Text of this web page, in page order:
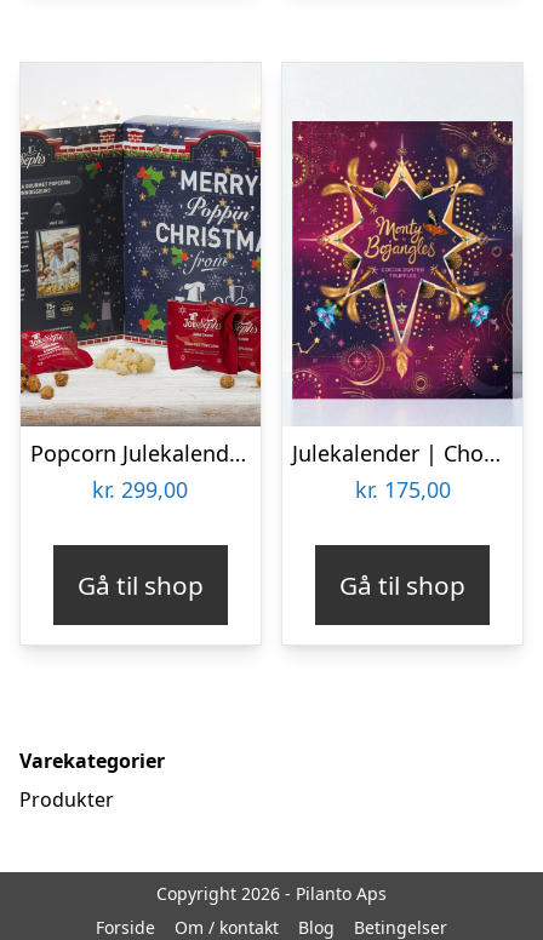
Popcorn Julekalender – Joe & Seph’s
kr. 299,00
Gå til shop
Julekalender | Chokoladetrøfler | Monty Bojangles
kr. 175,00
Gå til shop
Varekategorier
Produkter
Copyright 2026 - Pilanto Aps
Forside
Om / kontakt Blog Betingelser